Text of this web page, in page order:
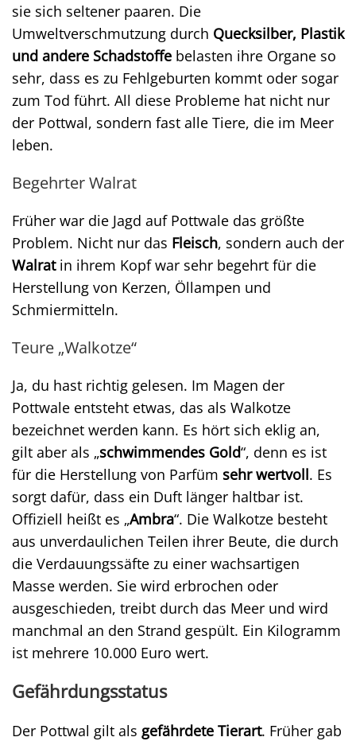
sie sich seltener paaren. Die
Umweltverschmutzung durch Quecksilber, Plastik
und andere Schadstoffe belasten ihre Organe so
sehr, dass es zu Fehlgeburten kommt oder sogar
zum Tod führt. All diese Probleme hat nicht nur
der Pottwal, sondern fast alle Tiere, die im Meer
leben.
Begehrter Walrat
Früher war die Jagd auf Pottwale das größte
Problem. Nicht nur das Fleisch, sondern auch der
Walratin ihrem Kopf war sehr begehrt für die
Herstellung von Kerzen, Öllampen und
Schmiermitteln.
Teure „Walkotze“
Ja, du hast richtig gelesen. Im Magen der
Pottwale entsteht etwas, das als Walkotze
bezeichnet werden kann. Es hört sich eklig an,
gilt aber als „schwimmendes Gold“, denn es ist
für die Herstellung von Parfüm sehr wertvoll. Es
sorgt dafür, dass ein Duft länger haltbar ist.
Offiziell heißt es „Ambra“. Die Walkotze besteht
aus unverdaulichen Teilen ihrer Beute, die durch
die Verdauungssäfte zu einer wachsartigen
Masse werden. Sie wird erbrochen oder
ausgeschieden, treibt durch das Meer und wird
manchmal an den Strand gespült. Ein Kilogramm
ist mehrere 10.000 Euro wert.
Gefährdungsstatus
Der Pottwal gilt als gefährdete Tierart. Früher gab